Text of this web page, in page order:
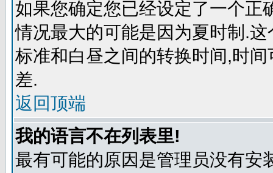
如果您确定您已经设定了一个正
情况最大的可能是因为夏时制.
标准和白昼之间的转换时间,时
差.
返回顶端
我的语言不在列表里!
最有可能的原因是管理员没有安